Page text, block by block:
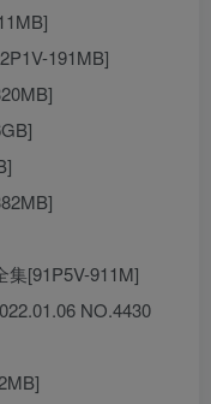
191MB]
集[91P5V-911M]
NO.4430